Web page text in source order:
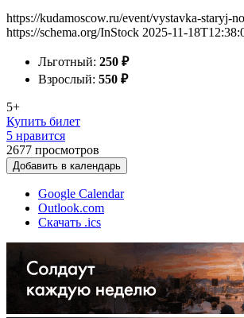
https://kudamoscow.ru/event/vystavka-staryj-
https://schema.org/InStock 2025-11-
Льготный: 250 ₽
Взрослый: 550 ₽
5+
Купить билет
5 нравится
2677 просмотров
Добавить в календарь
Google Calendar
Outlook.com
Скачать .ics